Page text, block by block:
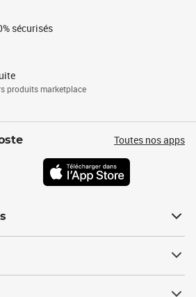
sécurisés
produits marketplace
Toutes nos apps